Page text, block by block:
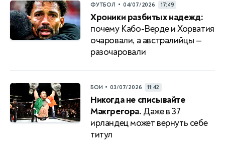
ФУТБОЛ • 04/07/2026 17:49
Хроники разбитых надежд:
почему Кабо-Верде и Хорватия
очаровали, а австралийцы —
разочаровали
БОИ • 03/07/2026 11:42
Никогда не списывайте
Макгрегора. Даже в 37
ирландец может вернуть себе
титул